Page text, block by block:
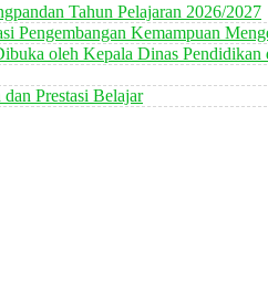
Tahun Pelajaran 2026/2027
Pengembangan Kemampuan
oleh Kepala Dinas
Prestasi Belajar